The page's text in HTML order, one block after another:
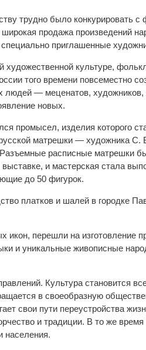
трудно было конкурировать
продажа произведений
приглашенные
культуре,
того времени повсеместно
людей — меценатов, художников,
новых.
промысел, изделия которого
матрешки — художника
расписные матрешки
и мастерская стала
до 50 фигурок.
платков и шалей в городке
икон, перешли на изготовление
и уникальные живописные
Культура становится
в своеобразную
свои пути переустройства
и традиции. В то же время
населения.